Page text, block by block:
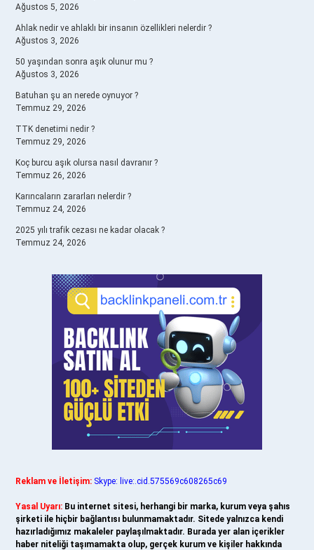
Ağustos 5, 2026
Ahlak nedir ve ahlaklı bir insanın özellikleri nelerdir ?
Ağustos 3, 2026
50 yaşından sonra aşık olunur mu ?
Ağustos 3, 2026
Batuhan şu an nerede oynuyor ?
Temmuz 29, 2026
TTK denetimi nedir ?
Temmuz 29, 2026
Koç burcu aşık olursa nasıl davranır ?
Temmuz 26, 2026
Karıncaların zararları nelerdir ?
Temmuz 24, 2026
2025 yılı trafik cezası ne kadar olacak ?
Temmuz 24, 2026
Reklam ve İletişim: Skype: live:.cid.575569c608265c69
Yasal Uyarı: Bu internet sitesi, herhangi bir marka, kurum veya şahıs
şirketi ile hiçbir bağlantısı bulunmamaktadır. Sitede yalnızca kendi
hazırladığımız makaleler paylaşılmaktadır. Burada yer alan içerikler
haber niteliği taşımamakta olup, gerçek kurum ve kişiler hakkında